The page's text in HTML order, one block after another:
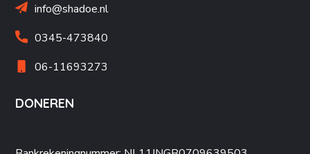
info@shadoe.nl
0345-473840
06-11693273
DONEREN